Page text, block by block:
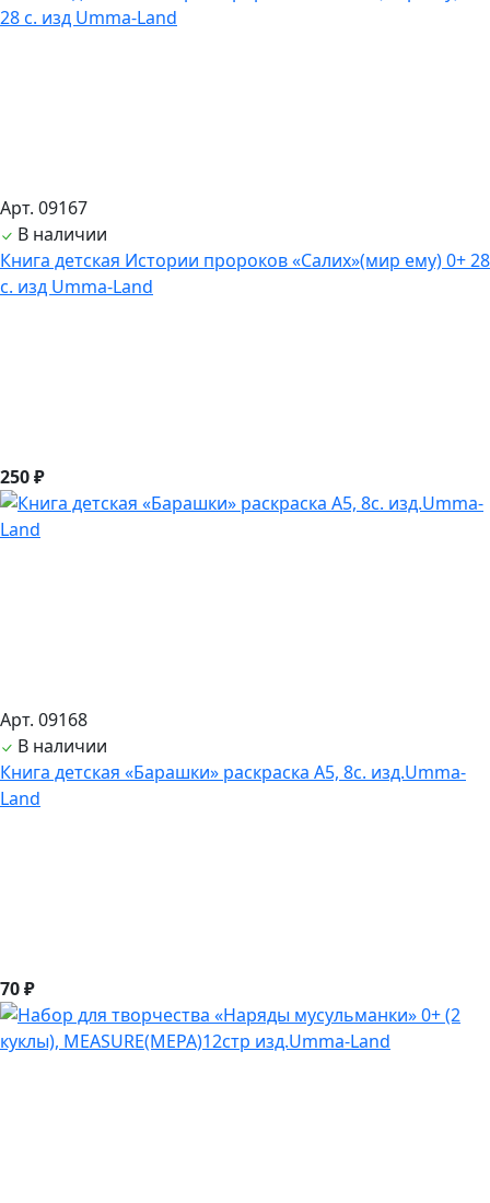
Арт. 09167
В наличии
Книга детская Истории пророков «Салих»(мир ему) 0+ 28
с. изд Umma-Land
250 ₽
Арт. 09168
В наличии
Книга детская «Барашки» раскраска А5, 8с. изд.Umma-
Land
70 ₽